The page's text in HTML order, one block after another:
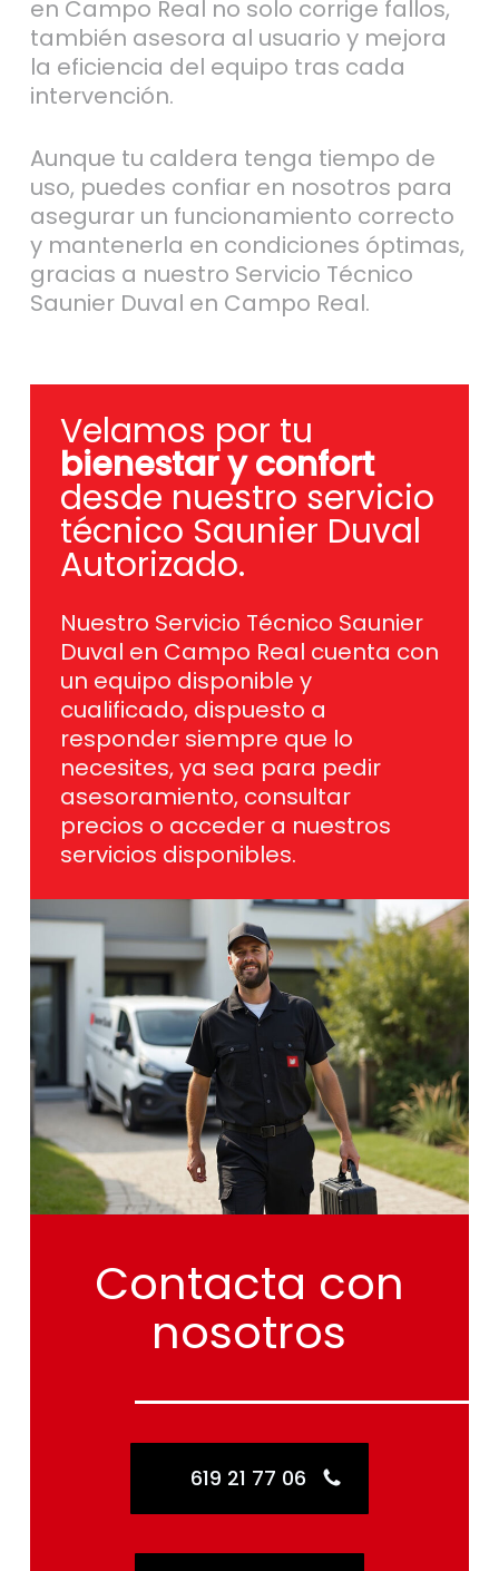
en Campo Real no solo corrige fallos,
también asesora al usuario y mejora
la eficiencia del equipo tras cada
intervención.
Aunque tu caldera tenga tiempo de
uso, puedes confiar en nosotros para
asegurar un funcionamiento correcto
y mantenerla en condiciones óptimas,
gracias a nuestro Servicio Técnico
Saunier Duval en Campo Real.
Velamos por tu
bienestar y confort
desde nuestro servicio
técnico Saunier Duval
Autorizado.
Nuestro Servicio Técnico Saunier
Duval en Campo Real cuenta con
un equipo disponible y
cualificado, dispuesto a
responder siempre que lo
necesites, ya sea para pedir
asesoramiento, consultar
precios o acceder a nuestros
servicios disponibles.
Contacta con
nosotros
619 21 77 06